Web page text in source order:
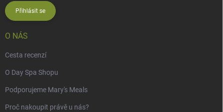
Přihlásit se
O NÁS
Cesta recenzí
O Day Spa Shopu
Podporujeme Mary's Meals
Proč nakoupit právě u nás?